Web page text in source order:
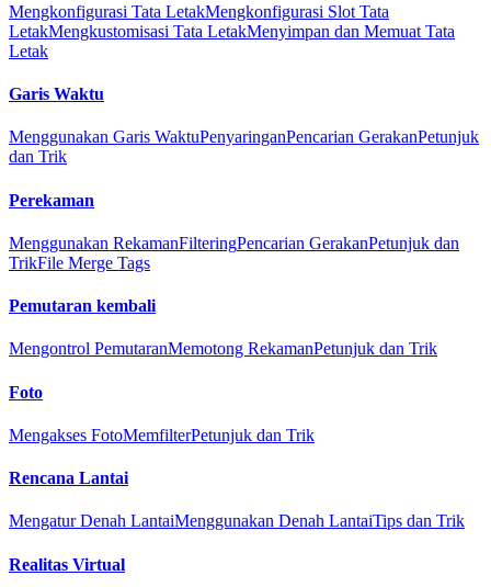
Mengkonfigurasi Tata LetakMengkonfigurasi Slot Tata
LetakMengkustomisasi Tata LetakMenyimpan dan Memuat Tata
Letak
Garis Waktu
Menggunakan Garis WaktuPenyaringanPencarian GerakanPetunjuk
dan Trik
Perekaman
Menggunakan RekamanFilteringPencarian GerakanPetunjuk dan
TrikFile Merge Tags
Pemutaran kembali
Mengontrol PemutaranMemotong RekamanPetunjuk dan Trik
Foto
Mengakses FotoMemfilterPetunjuk dan Trik
Rencana Lantai
Mengatur Denah LantaiMenggunakan Denah LantaiTips dan Trik
Realitas Virtual